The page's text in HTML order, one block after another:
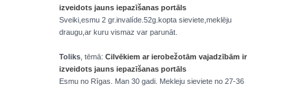
izveidots jauns iepazīšanas portāls
Sveiki,esmu 2 gr.invalíde.52g.kopta sieviete,meklēju
draugu,ar kuru vismaz var parunāt.
Toliks , tēmā: Cilvēkiem ar ierobežotām vajadzībām ir
izveidots jauns iepazīšanas portāls
Esmu no Rīgas. Man 30 gadi. Mekleju sieviete no 27-36